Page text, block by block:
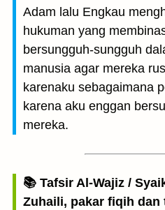
Adam lalu Engkau
hukuman yang
bersungguh-sungguh
manusia agar mereka
karenaku sebagaimana
karena aku enggan
mereka.
📚 Tafsir Al-Wajiz /
Zuhaili, pakar fiqih dan